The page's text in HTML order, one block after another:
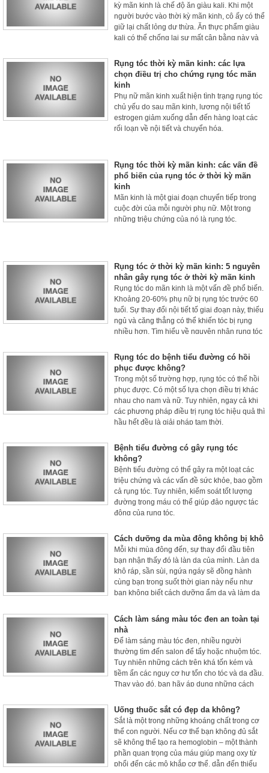
kỳ mãn kinh là chế độ ăn giàu kali. Khi một
người bước vào thời kỳ mãn kinh, cô ấy có thể
giữ lại chất lỏng dư thừa. Ăn thực phẩm giàu
kali có thể chống lại sự mất cân bằng này và
Rụng tóc thời kỳ mãn kinh: các lựa
chọn điều trị cho chứng rụng tóc mãn
kinh
Phụ nữ mãn kinh xuất hiện tình trạng rụng tóc
chủ yếu do sau mãn kinh, lương nội tiết tố
estrogen giảm xuống dẫn đến hàng loạt các
rối loạn về nội tiết và chuyển hóa.
Rụng tóc thời kỳ mãn kinh: các vấn đề
phổ biến của rụng tóc ở thời kỳ mãn
kinh
Mãn kinh là một giai đoạn chuyển tiếp trong
cuộc đời của mỗi người phụ nữ. Một trong
những triệu chứng của nó là rụng tóc.
Rụng tóc ở thời kỳ mãn kinh: 5 nguyên
nhân gây rụng tóc ở thời kỳ mãn kinh
Rụng tóc do mãn kinh là một vấn đề phổ biến.
Khoảng 20-60% phụ nữ bị rụng tóc trước 60
tuổi. Sự thay đổi nội tiết tố giai đoạn này, thiếu
ngủ và căng thẳng có thể khiến tóc bị rụng
nhiều hơn. Tìm hiểu về nguyên nhân rụng tóc
Rụng tóc do bệnh tiểu đường có hồi
phục được không?
Trong một số trường hợp, rụng tóc có thể hồi
phục được. Có một số lựa chọn điều trị khác
nhau cho nam và nữ. Tuy nhiên, ngay cả khi
các phương pháp điều trị rụng tóc hiệu quả thì
hầu hết đều là giải pháp tạm thời.
Bệnh tiểu đường có gây rụng tóc
không?
Bệnh tiểu đường có thể gây ra một loạt các
triệu chứng và các vấn đề sức khỏe, bao gồm
cả rụng tóc. Tuy nhiên, kiểm soát tốt lượng
đường trong máu có thể giúp đảo ngược tác
động của rụng tóc.
Cách dưỡng da mùa đông không bị khô
Mỗi khi mùa đông đến, sự thay đổi đầu tiên
bạn nhận thấy đó là làn da của mình. Làn da
khô ráp, sần sùi, ngứa ngáy sẽ đồng hành
cùng bạn trong suốt thời gian này nếu như
bạn không biết cách dưỡng ẩm da và làm da
Cách làm sáng màu tóc đen an toàn tại
nhà
Để làm sáng màu tóc đen, nhiều người
thường tìm đến salon để tẩy hoặc nhuộm tóc.
Tuy nhiên những cách trên khá tốn kém và
tiềm ẩn các nguy cơ hư tổn cho tóc và da đầu.
Thay vào đó, bạn hãy áp dụng những cách
trong bài viết dưới đây nhé.
Uống thuốc sắt có đẹp da không?
Sắt là một trong những khoáng chất trong cơ
thể con người. Nếu cơ thể bạn không đủ sắt
sẽ không thể tạo ra hemoglobin – một thành
phần quan trọng của máu giúp mang oxy từ
phổi đến các mô khắp cơ thể, dẫn đến thiếu